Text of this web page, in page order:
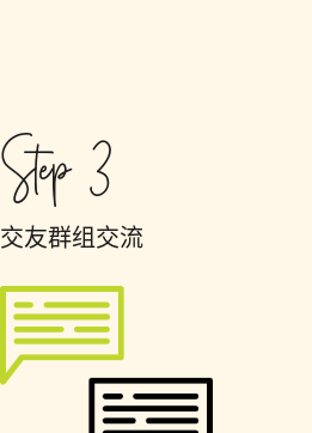
Step 3
交友群组交流